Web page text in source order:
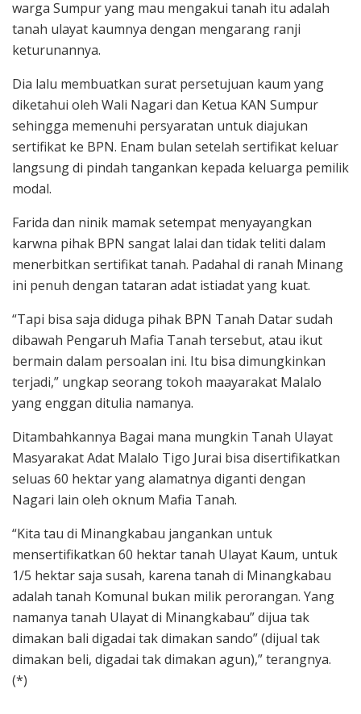
warga Sumpur yang mau mengakui tanah itu adalah
tanah ulayat kaumnya dengan mengarang ranji
keturunannya.
Dia lalu membuatkan surat persetujuan kaum yang
diketahui oleh Wali Nagari dan Ketua KAN Sumpur
sehingga memenuhi persyaratan untuk diajukan
sertifikat ke BPN. Enam bulan setelah sertifikat keluar
langsung di pindah tangankan kepada keluarga pemilik
modal.
Farida dan ninik mamak setempat menyayangkan
karwna pihak BPN sangat lalai dan tidak teliti dalam
menerbitkan sertifikat tanah. Padahal di ranah Minang
ini penuh dengan tataran adat istiadat yang kuat.
“Tapi bisa saja diduga pihak BPN Tanah Datar sudah
dibawah Pengaruh Mafia Tanah tersebut, atau ikut
bermain dalam persoalan ini. Itu bisa dimungkinkan
terjadi,” ungkap seorang tokoh maayarakat Malalo
yang enggan ditulia namanya.
Ditambahkannya Bagai mana mungkin Tanah Ulayat
Masyarakat Adat Malalo Tigo Jurai bisa disertifikatkan
seluas 60 hektar yang alamatnya diganti dengan
Nagari lain oleh oknum Mafia Tanah.
“Kita tau di Minangkabau jangankan untuk
mensertifikatkan 60 hektar tanah Ulayat Kaum, untuk
1/5 hektar saja susah, karena tanah di Minangkabau
adalah tanah Komunal bukan milik perorangan. Yang
namanya tanah Ulayat di Minangkabau” dijua tak
dimakan bali digadai tak dimakan sando” (dijual tak
dimakan beli, digadai tak dimakan agun),” terangnya.
(*)